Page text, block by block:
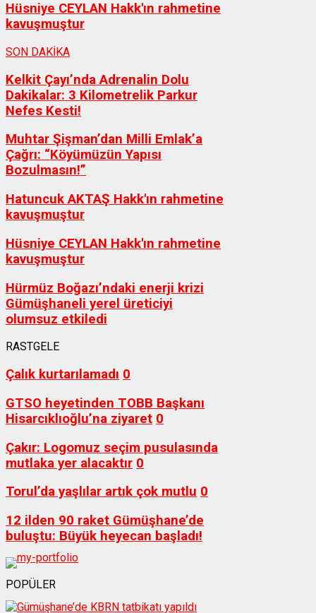
Hüsniye CEYLAN Hakk'ın rahmetine
kavuşmuştur
SON DAKİKA
Kelkit Çayı’nda Adrenalin Dolu
Dakikalar: 3 Kilometrelik Parkur
Nefes Kesti!
Muhtar Şişman’dan Milli Emlak’a
Çağrı: “Köyümüzün Yapısı
Bozulmasın!”
Hatuncuk AKTAŞ Hakk'ın rahmetine
kavuşmuştur
Hüsniye CEYLAN Hakk'ın rahmetine
kavuşmuştur
Hürmüz Boğazı’ndaki enerji krizi
Gümüşhaneli yerel üreticiyi
olumsuz etkiledi
RASTGELE
Çalık kurtarılamadı 0
GTSO heyetinden TOBB Başkanı
Hisarcıklıoğlu’na ziyaret 0
Çakır: Logomuz seçim pusulasında
mutlaka yer alacaktır 0
Torul’da yaşlılar artık çok mutlu 0
12 ilden 90 raket Gümüşhane’de
buluştu: Büyük heyecan başladı!
POPÜLER